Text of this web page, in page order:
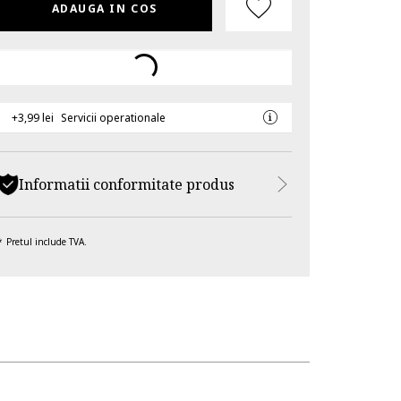
ADAUGA IN COS
+3,99 lei Servicii operationale
Informatii conformitate produs
Pretul include TVA.